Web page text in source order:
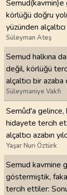
körlüğü doğru
yüzünden alçaltıcı
Süleyman Ateş
Semud halkına
değil, körlüğü
alçaltıcı bir azaba
Süleymaniye Vakfı
Semûd'a gelince,
hidayete tercih
alçaltıcı azabın
Yaşar Nuri Öztürk
Semud kavmine
göstermiştik,
tercih ettiler: